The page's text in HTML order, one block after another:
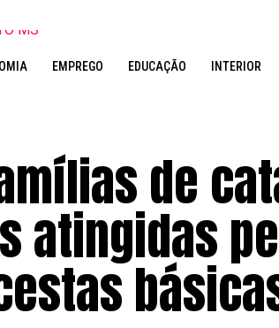
EMPREGO EDUCAÇÃO INTERIOR
de
atingidas